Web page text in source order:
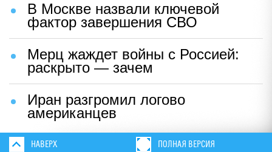
В Москве назвали ключевой
фактор завершения СВО
Мерц жаждет войны с Россией:
раскрыто — зачем
Иран разгромил логово
американцев
НАВЕРХ ПОЛНАЯ ВЕРСИЯ